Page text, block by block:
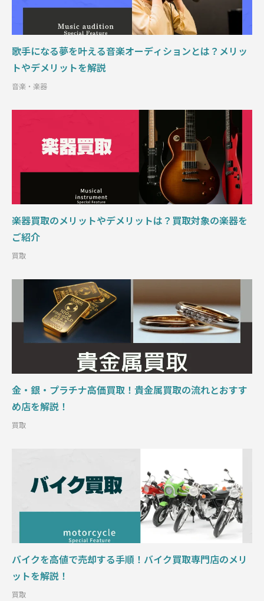
歌手になる夢を叶える音楽オーディションとは？メリッ
トやデメリットを解説
音楽・楽器
楽器買取のメリットやデメリットは？買取対象の楽器を
ご紹介
買取
金・銀・プラチナ高価買取！貴金属買取の流れとおすす
め店を解説！
買取
バイクを高値で売却する手順！バイク買取専門店のメリ
ットを解説！
買取